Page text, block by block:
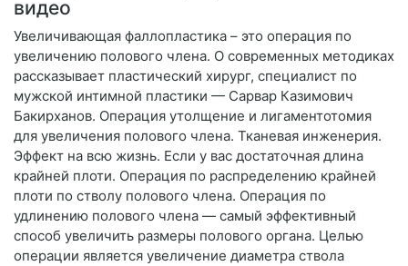
видео
Увеличивающая фаллопластика – это операция по
увеличению полового члена. О современных методиках
рассказывает пластический хирург, специалист по
мужской интимной пластики — Сарвар Казимович
Бакирханов. Операция утолщение и лигаментотомия
для увеличения полового члена. Тканевая инженерия.
Эффект на всю жизнь. Если у вас достаточная длина
крайней плоти. Операция по распределению крайней
плоти по стволу полового члена. Операция по
удлинению полового члена — самый эффективный
способ увеличить размеры полового органа. Целью
операции является увеличение диаметра ствола